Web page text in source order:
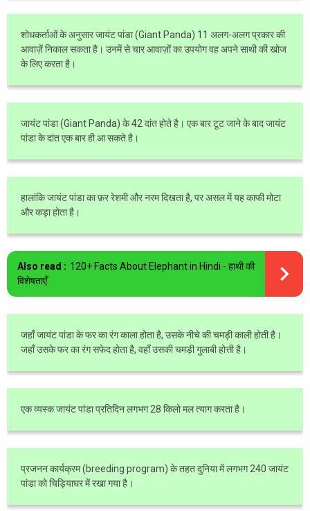
शोधकर्ताओं के अनुसार जायंट पांडा (Giant Panda) 11 अलग-अलग प्रकार की
आवाज़ें निकाल सकता है। उनमें से चार आवाज़ों का उपयोग वह अपने साथी की खोज
के लिए करता है।
जायंट पांडा (Giant Panda) के 42 दांत होते है। एक बार टूट जाने के बाद जायंट
पांडा के दांत एक बार ही आ सकते है।
हालांकि जायंट पांडा का फ़र रेशमी और नरम दिखता है, पर असल में यह काफी मोटा
और कड़ा होता है।
Also read : 120+ Facts About Elephant in Hindi - हाथी की
विशेषताएँ
जहाँ जायंट पांडा के फर का रंग काला होता है, उसके नीचे की चमड़ी काली होती है।
जहाँ उसके फर का रंग सफेद होता है, वहाँ उसकी चमड़ी गुलाबी होत्ती है।
एक व्यस्क जायंट पांडा प्रतिदिन लगभग 28 किलो मल त्याग करता है।
प्रजनन कार्यक्रम (breeding program) के तहत दुनिया में लगभग 240 जायंट
पांडा को चिड़ियाघर में रखा गया है।